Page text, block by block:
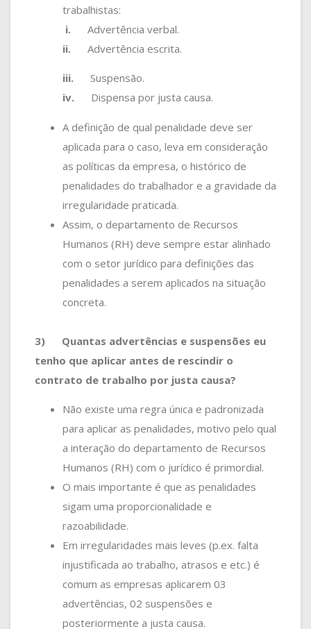
trabalhistas:
i. Advertência verbal.
ii. Advertência escrita.
iii. Suspensão.
iv. Dispensa por justa causa.
A definição de qual penalidade deve ser
aplicada para o caso, leva em consideração
as políticas da empresa, o histórico de
penalidades do trabalhador e a gravidade da
irregularidade praticada.
Assim, o departamento de Recursos
Humanos (RH) deve sempre estar alinhado
com o setor jurídico para definições das
penalidades a serem aplicados na situação
concreta.
3) Quantas advertências e suspensões eu
tenho que aplicar antes de rescindir o
contrato de trabalho por justa causa?
Não existe uma regra única e padronizada
para aplicar as penalidades, motivo pelo qual
a interação do departamento de Recursos
Humanos (RH) com o jurídico é primordial.
O mais importante é que as penalidades
sigam uma proporcionalidade e
razoabilidade.
Em irregularidades mais leves (p.ex. falta
injustificada ao trabalho, atrasos e etc.) é
comum as empresas aplicarem 03
advertências, 02 suspensões e
posteriormente a justa causa.